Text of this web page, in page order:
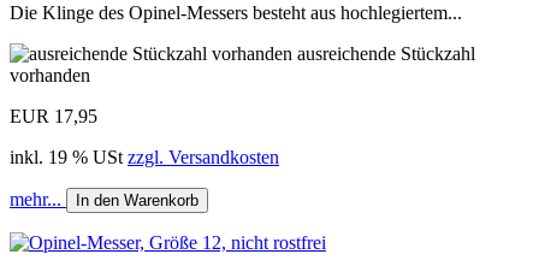
Die Klinge des Opinel-Messers besteht aus hochlegiertem...
ausreichende Stückzahl
vorhanden
EUR 17,95
inkl. 19 % USt zzgl. Versandkosten
mehr... In den Warenkorb